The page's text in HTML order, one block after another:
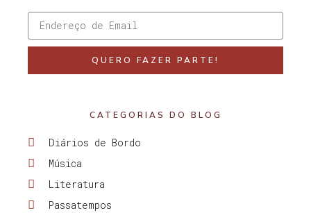
QUERO FAZER PARTE!
CATEGORIAS DO BLOG
Diários de Bordo
Música
Literatura
Passatempos